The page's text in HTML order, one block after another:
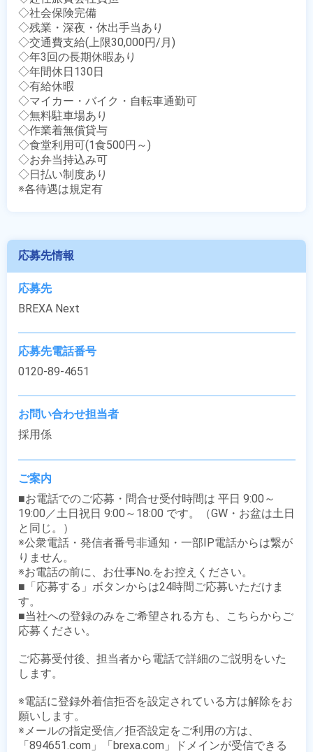
◇社会保険完備
◇残業・深夜・休出手当あり
◇交通費支給(上限30,000円/月)
◇年3回の長期休暇あり
◇年間休日130日
◇有給休暇
◇マイカー・バイク・自転車通勤可
◇無料駐車場あり
◇作業着無償貸与
◇食堂利用可(1食500円～)
◇お弁当持込み可
◇日払い制度あり
※各待遇は規定有
応募先情報
応募先
BREXA Next
応募先電話番号
0120-89-4651
お問い合わせ担当者
採用係
ご案内
■お電話でのご応募・問合せ受付時間は 平日 9:00～
19:00／土日祝日 9:00～18:00 です。（GW・お盆は土日
と同じ。）
※公衆電話・発信者番号非通知・一部IP電話からは繋が
りません。
※お電話の前に、お仕事No.をお控えください。
■「応募する」ボタンからは24時間ご応募いただけま
す。
■当社への登録のみをご希望される方も、こちらからご
応募ください。
ご応募受付後、担当者から電話で詳細のご説明をいた
します。
※電話に登録外着信拒否を設定されている方は解除をお
願いします。
※メールの指定受信／拒否設定をご利用の方は、
「894651.com」「brexa.com」ドメインが受信できる